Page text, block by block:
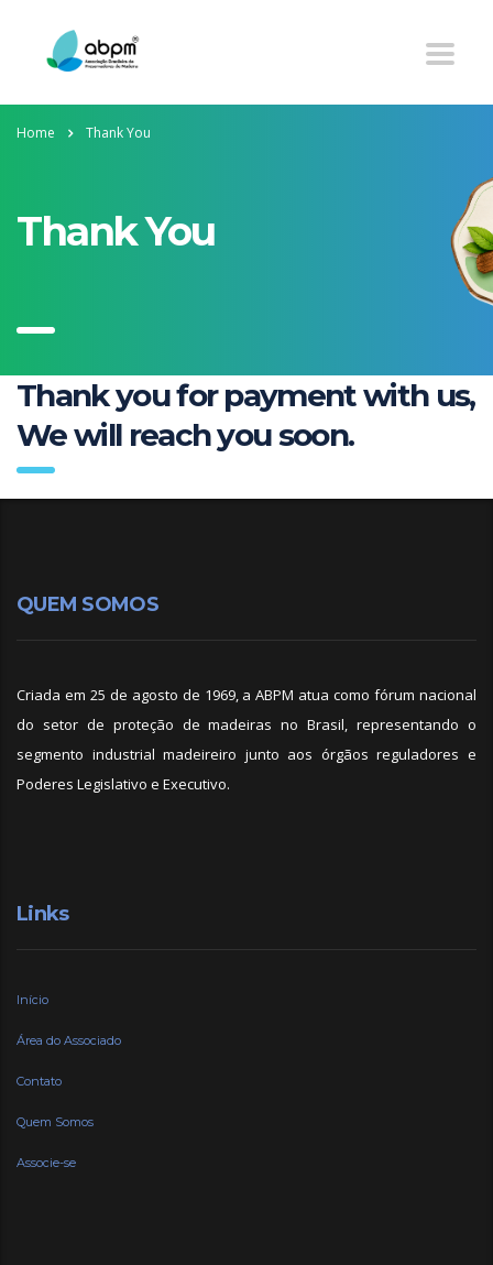
Home Thank You
Thank You
Thank you for payment with us,
We will reach you soon.
QUEM SOMOS
Criada em 25 de agosto de 1969, a ABPM atua como fórum nacional
do setor de proteção de madeiras no Brasil, representando o
segmento industrial madeireiro junto aos órgãos reguladores e
Poderes Legislativo e Executivo.
Links
Início
Área do Associado
Contato
Quem Somos
Associe-se